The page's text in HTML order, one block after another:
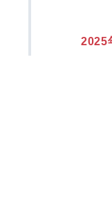
2025